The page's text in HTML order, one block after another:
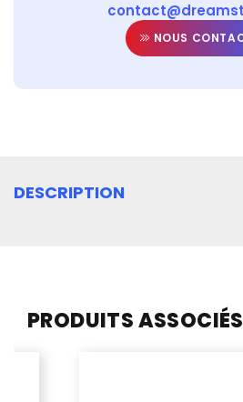
NOUS
DESCRIPTION
PRODUITS ASSOCIÉS